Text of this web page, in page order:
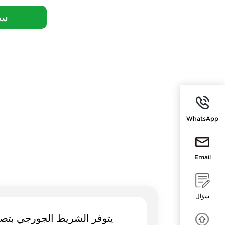
WhatsApp
Email
سؤال
يتوفر الشريط الجورجي